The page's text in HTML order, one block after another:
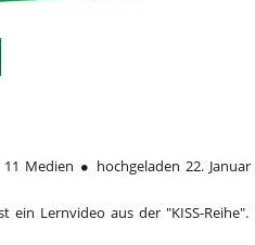
11 Medien hochgeladen 22. Januar
ein Lernvideo aus der "KISS-